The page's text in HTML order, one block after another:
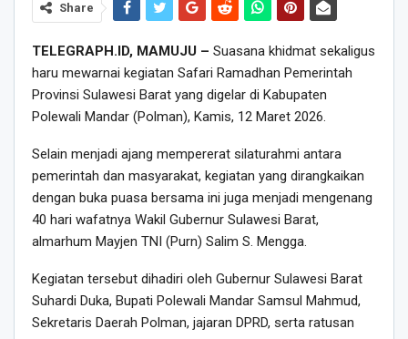
Share
TELEGRAPH.ID, MAMUJU – Suasana khidmat sekaligus
haru mewarnai kegiatan Safari Ramadhan Pemerintah
Provinsi Sulawesi Barat yang digelar di Kabupaten
Polewali Mandar (Polman), Kamis, 12 Maret 2026.
Selain menjadi ajang mempererat silaturahmi antara
pemerintah dan masyarakat, kegiatan yang dirangkaikan
dengan buka puasa bersama ini juga menjadi mengenang
40 hari wafatnya Wakil Gubernur Sulawesi Barat,
almarhum Mayjen TNI (Purn) Salim S. Mengga.
Kegiatan tersebut dihadiri oleh Gubernur Sulawesi Barat
Suhardi Duka, Bupati Polewali Mandar Samsul Mahmud,
Sekretaris Daerah Polman, jajaran DPRD, serta ratusan